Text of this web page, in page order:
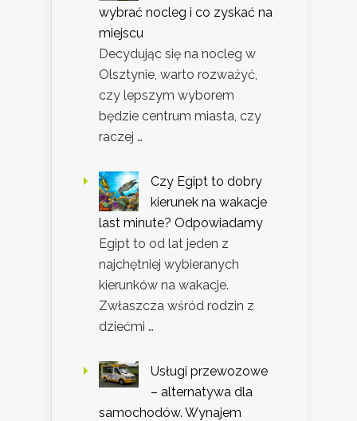
wybrać nocleg i co zyskać na
miejscu
Decydując się na nocleg w
Olsztynie, warto rozważyć,
czy lepszym wyborem
będzie centrum miasta, czy
raczej …
Czy Egipt to dobry
kierunek na wakacje
last minute? Odpowiadamy
Egipt to od lat jeden z
najchętniej wybieranych
kierunków na wakacje.
Zwłaszcza wśród rodzin z
dziećmi …
Usługi przewozowe
– alternatywa dla
samochodów. Wynajem